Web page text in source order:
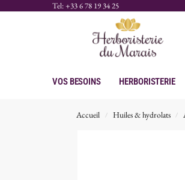
Tel: +33 6 78 19 34 25
Vos Besoins Herboristerie
Accueil / Huiles & hydrolats /